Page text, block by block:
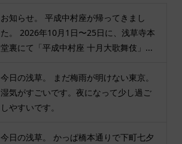
お知らせ。 平成中村座が帰ってきまし
た。 2026年10月1日〜25日に、浅草寺本
堂裏にて「平成中村座 十月大歌舞伎」...
今日の浅草。 まだ梅雨が明けない東京。
湿気がすごいです。夜になって少し過ご
しやすいです。
今日の浅草。 かっぱ橋本通りで下町七夕